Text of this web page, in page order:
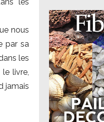
nous
par sa
les
livre,
jamais